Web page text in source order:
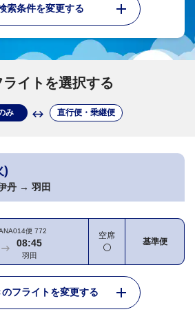
索条件を変更する
ライトを選択する
み 直行便・乗継便
)
丹 → 羽田
便 772
08:45
羽田
空席
基準便
フライトを変更する